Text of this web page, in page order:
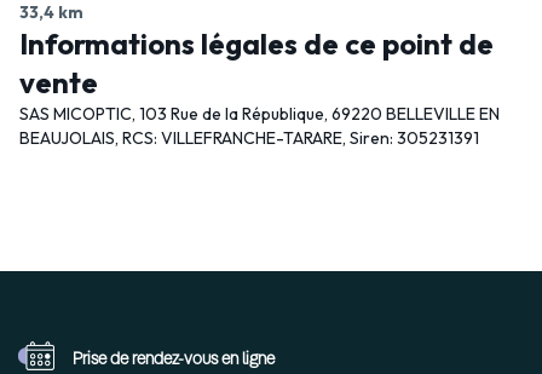
33,4 km
Informations légales de ce point de
vente
SAS MICOPTIC, 103 Rue de la République, 69220 BELLEVILLE EN
BEAUJOLAIS, RCS: VILLEFRANCHE-TARARE, Siren: 305231391
Prise de rendez-vous en ligne